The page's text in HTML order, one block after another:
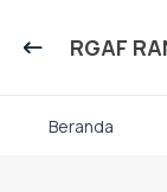
RGAF
Beranda